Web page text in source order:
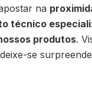
na
técnico
produtos.
se